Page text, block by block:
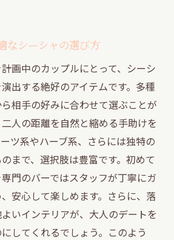
なシーシャの選び方
画中のカップルにとって、シーシ
出する絶好のアイテムです。多種
相手の好みに合わせて選ぶことが
人の距離を自然と縮める手助けを
ツ系やハーブ系、さらには独特の
まで、選択肢は豊富です。初めて
門のバーではスタッフが丁寧にガ
安心して楽しめます。さらに、落
いインテリアが、大人のデートを
してくれるでしょう。このよう